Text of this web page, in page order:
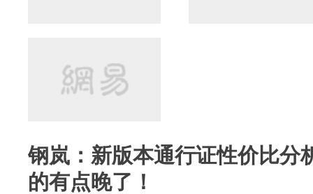
钢岚：新版本通行证性价比分
的有点晚了！